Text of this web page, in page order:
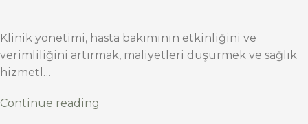
Klinik yönetimi, hasta bakımının etkinliğini ve
verimliliğini artırmak, maliyetleri düşürmek ve sağlık
hizmetl…
Continue reading